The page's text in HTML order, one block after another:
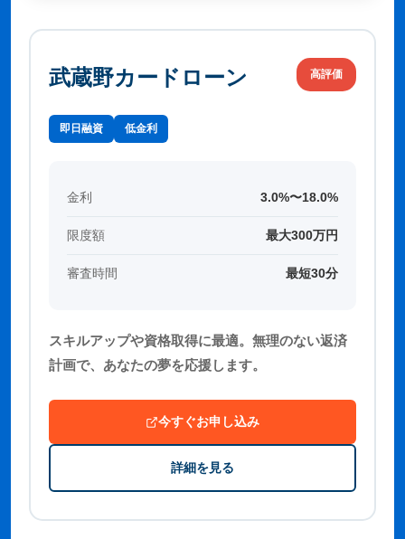
武蔵野カードローン 高評価
即日融資 低金利
金利 3.0%〜18.0%
限度額 最大300万円
審査時間 最短30分
スキルアップや資格取得に最適。無理のない返済
計画で、あなたの夢を応援します。
今すぐお申し込み
詳細を見る